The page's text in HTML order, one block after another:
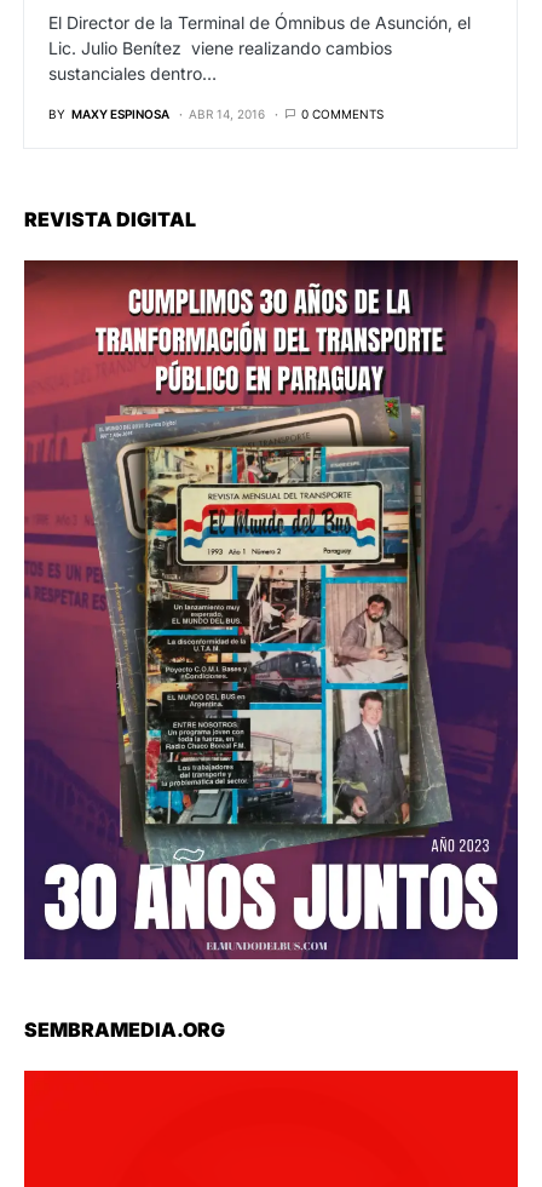
El Director de la Terminal de Ómnibus de Asunción, el
Lic. Julio Benítez viene realizando cambios
sustanciales dentro…
BY MAXY ESPINOSA ABR 14, 2016 0 COMMENTS
REVISTA DIGITAL
SEMBRAMEDIA.ORG